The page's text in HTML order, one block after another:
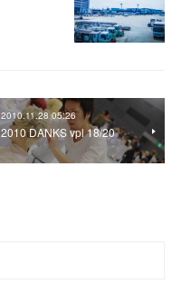
2010.11.28 05:26
2010 DANKS vpl 18/20